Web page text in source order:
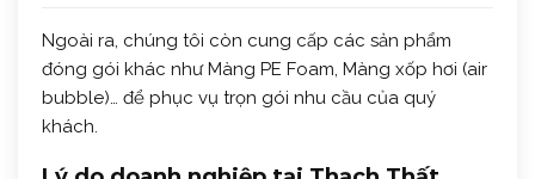
Ngoài ra, chúng tôi còn cung cấp các sản phẩm
đóng gói khác như Màng PE Foam, Màng xốp hơi (air
bubble)… để phục vụ trọn gói nhu cầu của quý
khách.